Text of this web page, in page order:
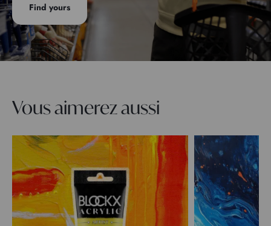
Find yours
Vous aimerez aussi